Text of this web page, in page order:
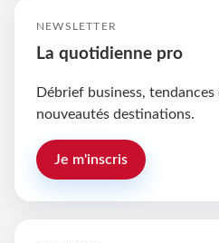
NEWSLETTER
La quotidienne pro
Débrief business,
nouveautés destinations.
Je m'inscris